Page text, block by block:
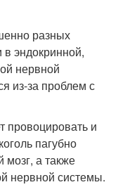
разных
в эндокринной,
нервной
из-за проблем с
провоцировать и
пагубно
мозг, а также
нервной системы.